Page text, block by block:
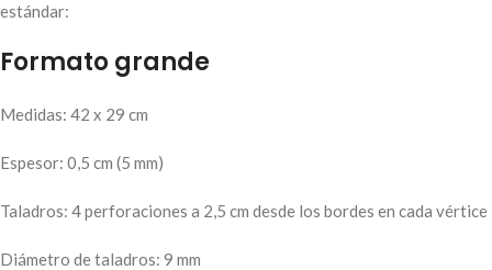
estándar:
Formato grande
Medidas: 42 x 29 cm
Espesor: 0,5 cm (5 mm)
Taladros: 4 perforaciones a 2,5 cm desde los bordes en cada vértice
Diámetro de taladros: 9 mm